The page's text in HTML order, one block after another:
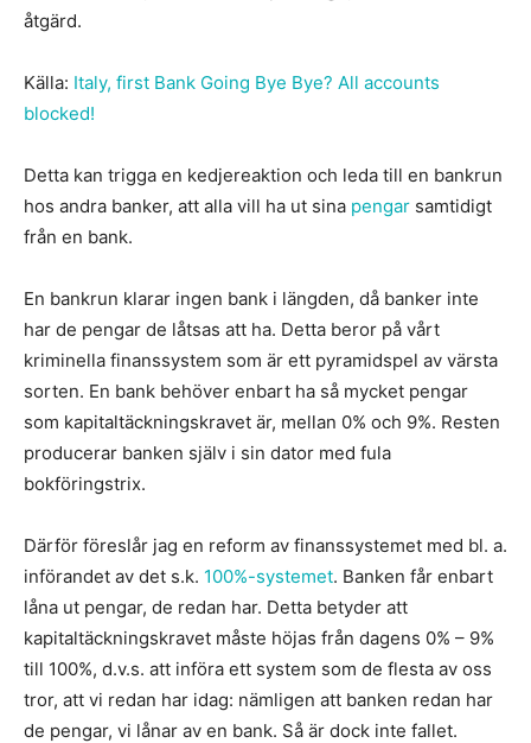
åtgärd.
Källa: Italy, first Bank Going Bye Bye? All accounts
blocked!
Detta kan trigga en kedjereaktion och leda till en bankrun
hos andra banker, att alla vill ha ut sina pengar samtidigt
från en bank.
En bankrun klarar ingen bank i längden, då banker inte
har de pengar de låtsas att ha. Detta beror på vårt
kriminella finanssystem som är ett pyramidspel av värsta
sorten. En bank behöver enbart ha så mycket pengar
som kapitaltäckningskravet är, mellan 0% och 9%. Resten
producerar banken själv i sin dator med fula
bokföringstrix.
Därför föreslår jag en reform av finanssystemet med bl. a.
införandet av det s.k. 100%-systemet. Banken får enbart
låna ut pengar, de redan har. Detta betyder att
kapitaltäckningskravet måste höjas från dagens 0% – 9%
till 100%, d.v.s. att införa ett system som de flesta av oss
tror, att vi redan har idag: nämligen att banken redan har
de pengar, vi lånar av en bank. Så är dock inte fallet.